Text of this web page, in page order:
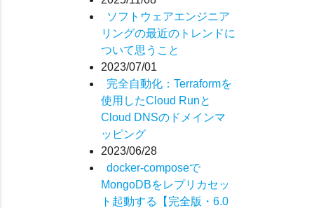
ソフトウェアエンジニア
リングの最近のトレンドに
ついて思うこと
2023/07/01
完全自動化：Terraformを
使用したCloud Runと
Cloud DNSのドメインマ
ッピング
2023/06/28
docker-composeで
MongoDBをレプリカセッ
ト起動する【完全版・6.0